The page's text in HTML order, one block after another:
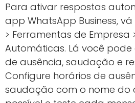
Para ativar respostas
app WhatsApp Business,
> Ferramentas de Empresa
Automáticas. Lá você
de ausência, saudação e
Configure horários de
saudação com o nome do